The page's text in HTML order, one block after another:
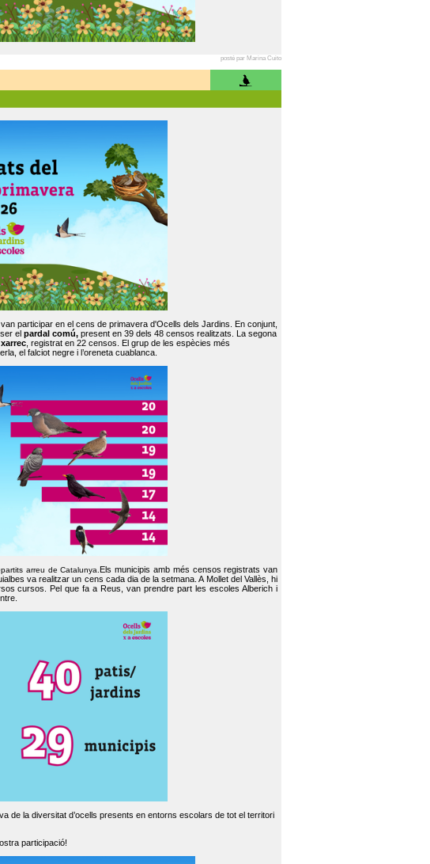
posté par Marina Cuito
participar en el cens de primavera d'Ocells dels Jardins. En conjunt,
el pardal comú, present en 39 dels 48 censos realitzats. La segona
, registrat en 22 censos. El grup de les espècies més
el falciot negre i l’oreneta cuablanca.
arreu de Catalunya. Els municipis amb més censos registrats van
va realitzar un cens cada dia de la setmana. A Mollet del Vallès, hi
cursos. Pel que fa a Reus, van prendre part les escoles Alberich i
de la diversitat d’ocells presents en entorns escolars de tot el territori
participació!